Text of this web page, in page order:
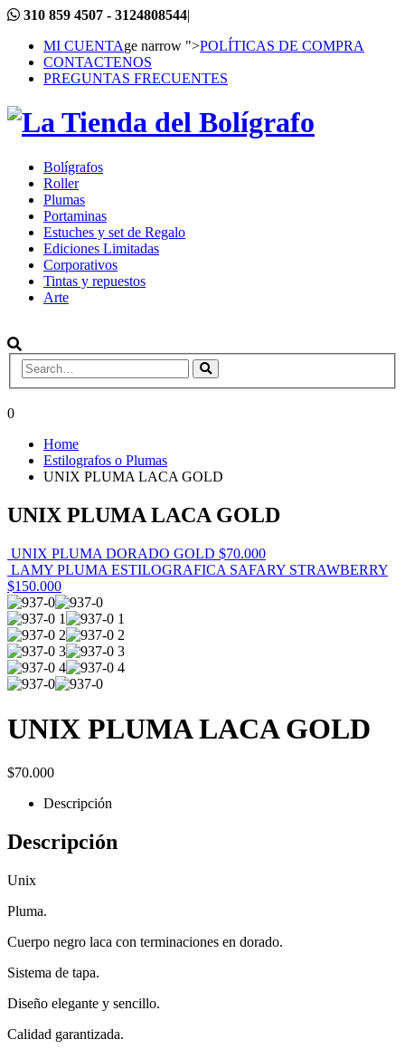
310 859 4507 - 3124808544|
MI CUENTAge narrow ">POLÍTICAS DE COMPRA
CONTACTENOS
PREGUNTAS FRECUENTES
Bolígrafos
Roller
Plumas
Portaminas
Estuches y set de Regalo
Ediciones Limitadas
Corporativos
Tintas y repuestos
Arte
0
Home
Estilografos o Plumas
UNIX PLUMA LACA GOLD
UNIX PLUMA LACA GOLD
UNIX PLUMA DORADO GOLD $70.000
LAMY PLUMA ESTILOGRAFICA SAFARY STRAWBERRY
$150.000
UNIX PLUMA LACA GOLD
$70.000
Descripción
Descripción
Unix
Pluma.
Cuerpo negro laca con terminaciones en dorado.
Sistema de tapa.
Diseño elegante y sencillo.
Calidad garantizada.